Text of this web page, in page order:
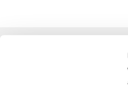
Katholische
Pfarrei St.